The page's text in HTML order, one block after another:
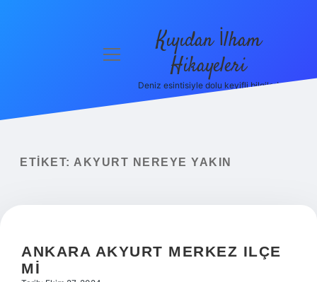
menüyü
Kıyıdan İlham
Hikayeleri
Deniz esintisiyle dolu keyifli bilgiler!
ETIKET: AKYURT NEREYE YAKIN
ANKARA AKYURT MERKEZ ILÇE
MI